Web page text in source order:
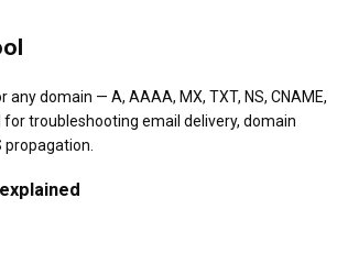
any domain — A, AAAA, MX, TXT, NS, CNAME,
for troubleshooting email delivery, domain
propagation.